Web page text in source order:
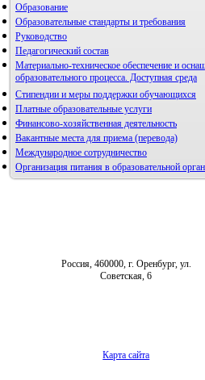
Образование
Образовательные стандарты и требования
Руководство
Педагогический состав
Материально-техническое обеспечение и
образовательного процесса. Доступная среда
Стипендии и меры поддержки обучающихся
Платные образовательные услуги
Финансово-хозяйственная деятельность
Вакантные места для приема (перевода)
Международное сотрудничество
Организация питания в образовательной
Россия, 460000, г. Оренбург, ул.
Советская, 6
Карта сайта